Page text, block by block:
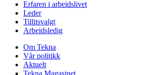
Erfaren i arbeidslivet
Leder
Tillitsvalgt
Arbeidsledig
Om Tekna
Vår politikk
Aktuelt
Tekna Magasinet